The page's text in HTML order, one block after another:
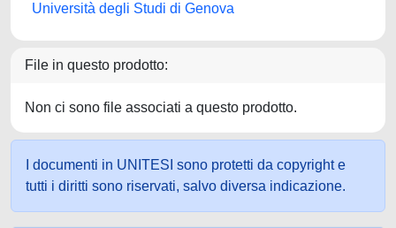
Università degli Studi di Genova
File in questo prodotto:
Non ci sono file associati a questo prodotto.
I documenti in UNITESI sono protetti da copyright e
tutti i diritti sono riservati, salvo diversa indicazione.